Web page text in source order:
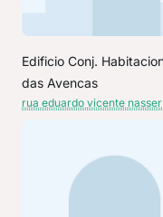
Edificio Conj.
das Avencas
rua eduardo vicente nasser